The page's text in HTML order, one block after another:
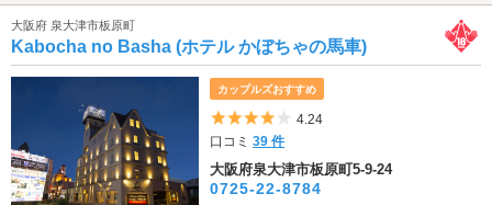
大阪府 泉大津市板原町
Kabocha no Basha (ホテル かぼちゃの馬車)
カップルズおすすめ
5つ星のうち4
4.24
口コミ39 件
大阪府泉大津市板原町5-9-24
0725-22-8784